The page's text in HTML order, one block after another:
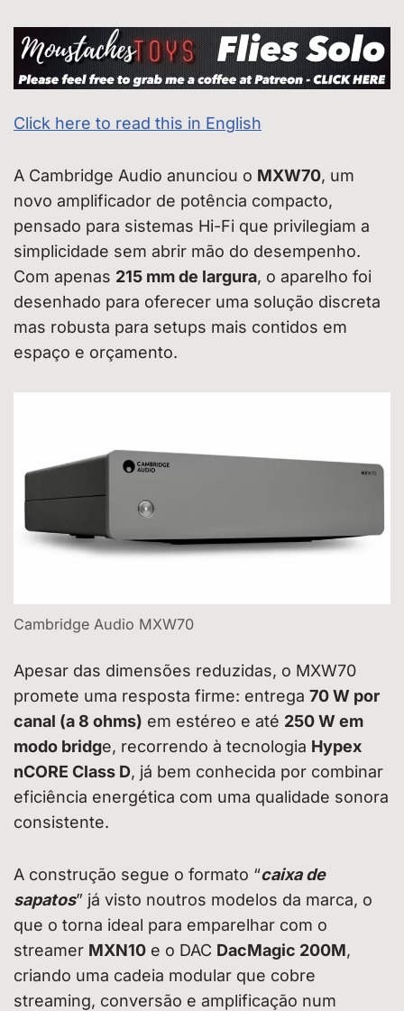
Click here to read this in English
A Cambridge Audio anunciou o MXW70, um
novo amplificador de potência compacto,
pensado para sistemas Hi-Fi que privilegiam a
simplicidade sem abrir mão do desempenho.
Com apenas 215 mm de largura, o aparelho foi
desenhado para oferecer uma solução discreta
mas robusta para setups mais contidos em
espaço e orçamento.
Cambridge Audio MXW70
Apesar das dimensões reduzidas, o MXW70
promete uma resposta firme: entrega 70 W por
canal (a 8 ohms) em estéreo e até 250 W em
modo bridge, recorrendo à tecnologia Hypex
nCORE Class D, já bem conhecida por combinar
eficiência energética com uma qualidade sonora
consistente.
A construção segue o formato “caixa de
sapatos” já visto noutros modelos da marca, o
que o torna ideal para emparelhar com o
streamer MXN10 e o DAC DacMagic 200M,
criando uma cadeia modular que cobre
streaming, conversão e amplificação num